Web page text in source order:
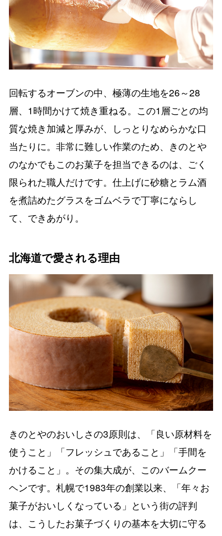
回転するオーブンの中、極薄の生地を26～28
層、1時間かけて焼き重ねる。この1層ごとの均
質な焼き加減と厚みが、しっとりなめらかな口
当たりに。非常に難しい作業のため、きのとや
のなかでもこのお菓子を担当できるのは、ごく
限られた職人だけです。仕上げに砂糖とラム酒
を煮詰めたグラスをゴムベラで丁寧にならし
て、できあがり。
北海道で愛される理由
きのとやのおいしさの3原則は、「良い原材料を
使うこと」「フレッシュであること」「手間を
かけること」。その集大成が、このバームクー
ヘンです。札幌で1983年の創業以来、「年々お
菓子がおいしくなっている」という街の評判
は、こうしたお菓子づくりの基本を大切に守る